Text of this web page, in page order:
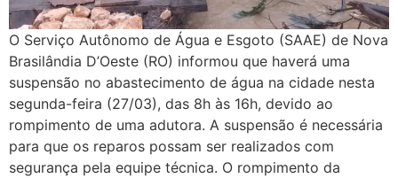
O Serviço Autônomo de Água e Esgoto (SAAE) de Nova
Brasilândia D’Oeste (RO) informou que haverá uma
suspensão no abastecimento de água na cidade nesta
segunda-feira (27/03), das 8h às 16h, devido ao
rompimento de uma adutora. A suspensão é necessária
para que os reparos possam ser realizados com
segurança pela equipe técnica. O rompimento da